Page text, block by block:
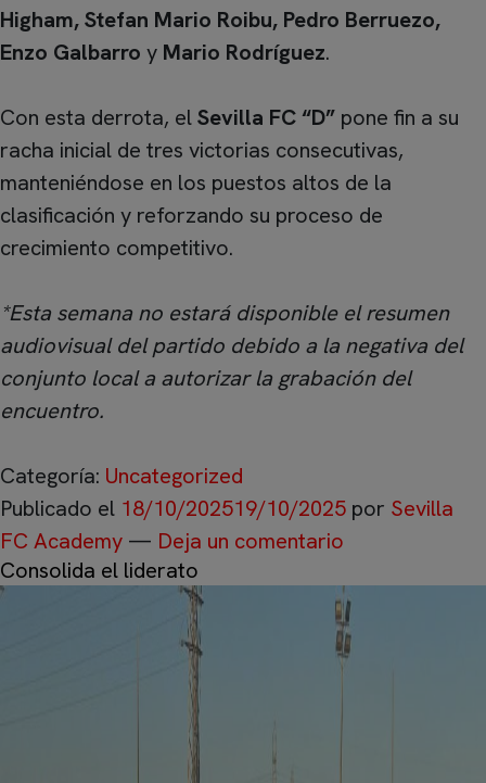
Higham, Stefan Mario Roibu, Pedro Berruezo,
Enzo Galbarro y Mario Rodríguez.
Con esta derrota, elSevilla FC “D” pone fin a su
racha inicial de tres victorias consecutivas,
manteniéndose en los puestos altos de la
clasificación y reforzando su proceso de
crecimiento competitivo.
*Esta semana no estará disponible el resumen
audiovisual del partido debido a la negativa del
conjunto local a autorizar la grabación del
encuentro.
Categoría: Uncategorized
Publicado el 18/10/202519/10/2025 por Sevilla
FC Academy — Deja un comentario
Consolida el liderato